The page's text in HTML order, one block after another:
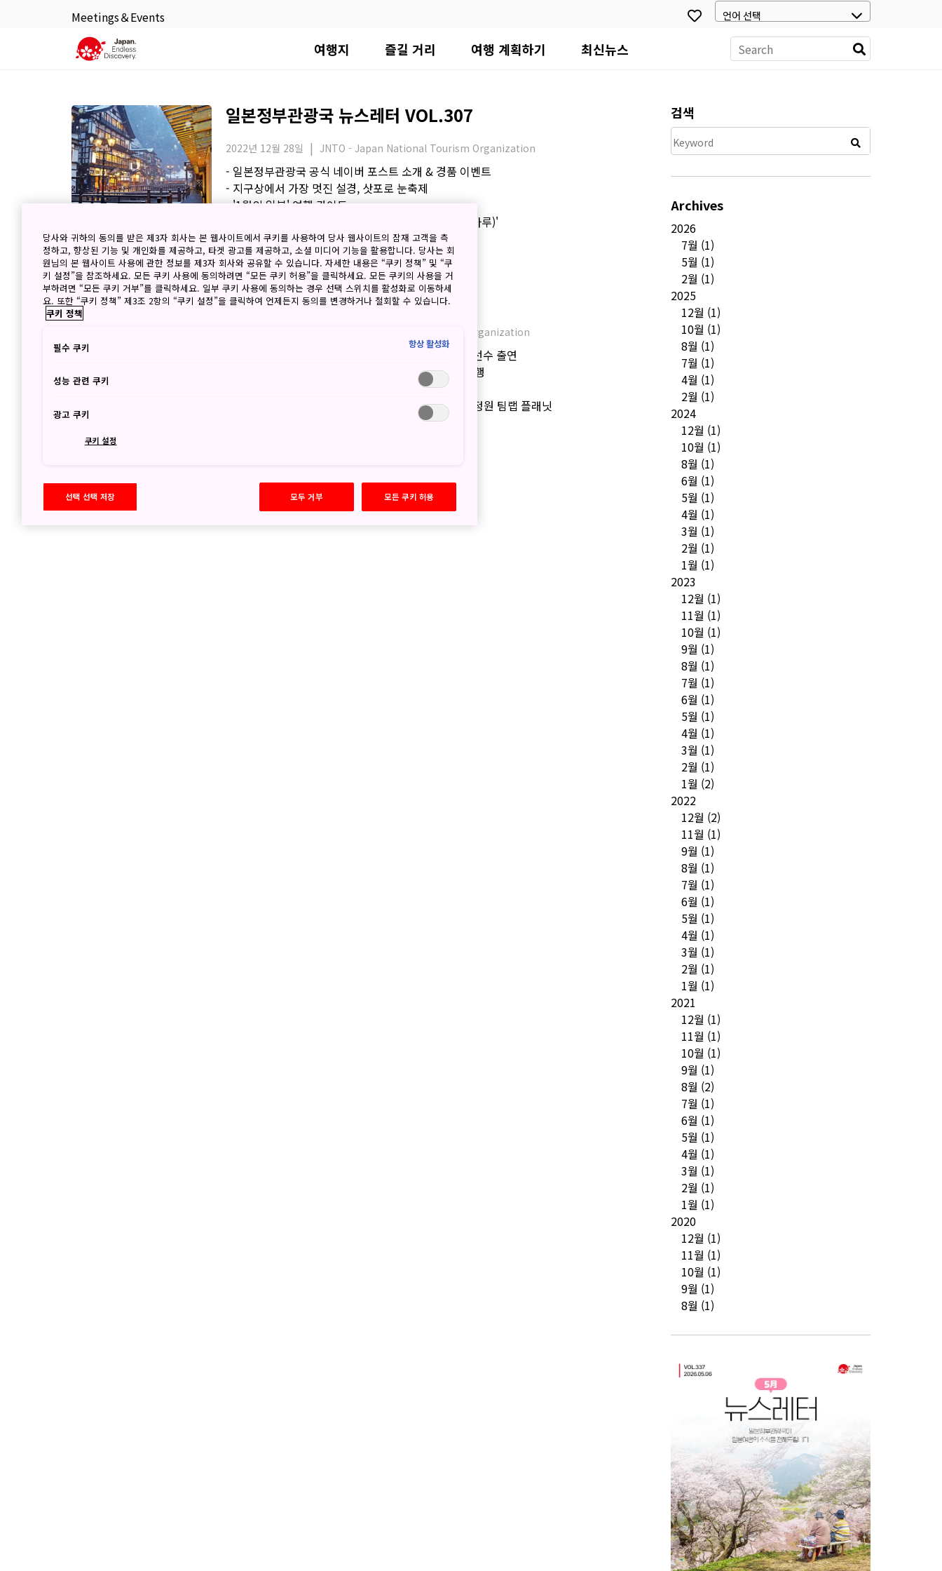
Meetings＆Events
여행지 즐길 거리 여행 계획하기 최신뉴스
일본정부관광국 뉴스레터 VOL.307
2022년 12월 28일 JNTO - Japan National Tourism Organization
- 일본정부관광국 공식 네이버 포스트 소개 & 경품 이벤트
- 지구상에서 가장 멋진 설경, 삿포로 눈축제
- '1월의 일본' 여행 가이드
- 넓은 객실! 아파트 타입의 호텔 브랜드 'MIMARU(미마루)'
- JNTO 이번 달 주목할 만한 콘텐츠
일본정부관광국 뉴스레터 VOL.306
JNTO - Japan National Tourism Organization
- JNTO, 한국 JTBC 예능프로그램과 타이업: 이보미 선수 출연
- 2022년도 여행업계를 대상으로 한 온라인 세미나 진행
- 신주쿠 가부키초에 새롭게 탄생하는 2개의 호텔
- 관람객이 물속을 걷는 미술관이자 꽃과 하나가 되는 정원 팀랩 플래닛
검색
Archives
2026
7월 (1)
5월 (1)
2월 (1)
2025
12월 (1)
10월 (1)
8월 (1)
7월 (1)
4월 (1)
2월 (1)
2024
12월 (1)
10월 (1)
8월 (1)
6월 (1)
5월 (1)
4월 (1)
3월 (1)
2월 (1)
1월 (1)
2023
12월 (1)
11월 (1)
10월 (1)
9월 (1)
8월 (1)
7월 (1)
6월 (1)
5월 (1)
4월 (1)
3월 (1)
2월 (1)
1월 (2)
2022
12월 (2)
11월 (1)
9월 (1)
8월 (1)
7월 (1)
6월 (1)
5월 (1)
4월 (1)
3월 (1)
2월 (1)
1월 (1)
2021
12월 (1)
11월 (1)
10월 (1)
9월 (1)
8월 (2)
7월 (1)
6월 (1)
5월 (1)
4월 (1)
3월 (1)
2월 (1)
1월 (1)
2020
12월 (1)
11월 (1)
10월 (1)
9월 (1)
8월 (1)
당사와 귀하의 동의를 받은 제3자 회사는 본 웹사이트에서 쿠키를 사용하여 당사 웹사이트의 잠재 고객을 측
정하고, 향상된 기능 및 개인화를 제공하고, 타겟 광고를 제공하고, 소셜 미디어 기능을 활용합니다. 당사는 회
원님의 본 웹사이트 사용에 관한 정보를 제3자 회사와 공유할 수 있습니다. 자세한 내용은 “쿠키 정책” 및 “쿠
키 설정”을 참조하세요. 모든 쿠키 사용에 동의하려면 “모든 쿠키 허용”을 클릭하세요. 모든 쿠키의 사용을 거
부하려면 “모든 쿠키 거부”를 클릭하세요. 일부 쿠키 사용에 동의하는 경우 선택 스위치를 활성화로 이동하세
요. 또한 “쿠키 정책” 제3조 2항의 “쿠키 설정”을 클릭하여 언제든지 동의를 변경하거나 철회할 수 있습니다.
쿠키 정책
필수 쿠키 항상 활성화
성능 관련 쿠키
광고 쿠키
쿠키 설정
선택 선택 저장 모두 거부 모든 쿠키 허용